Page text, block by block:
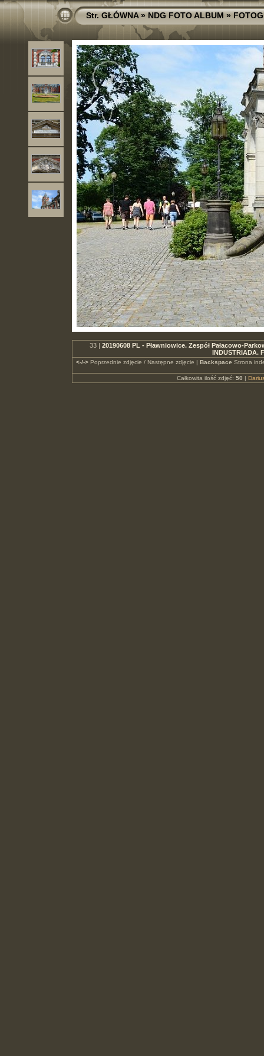
Str. GŁÓWNA»NDG FOTO ALBUM»
33 | 20190608 PL - Pławniowice. Zespół Pałacowo-
INDUSTRIADA.
<-/->Poprzednie zdjęcie / Następne zdjęcie | Backspace Strona
Całkowita ilość zdjęć: 50 |